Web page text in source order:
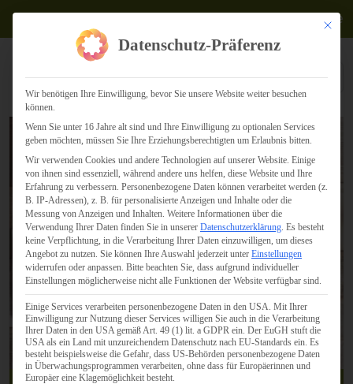
Termine
Mit
Datenschutz-Präferenz
Wir benötigen Ihre Einwilligung, bevor Sie unsere Website weiter besuchen
können.
Wenn Sie unter 16 Jahre alt sind und Ihre Einwilligung zu optionalen Services
geben möchten, müssen Sie Ihre Erziehungsberechtigten um Erlaubnis bitten.
Wir verwenden Cookies und andere Technologien auf unserer Website. Einige
von ihnen sind essenziell, während andere uns helfen, diese Website und Ihre
Erfahrung zu verbessern. Personenbezogene Daten können verarbeitet werden (z.
B. IP-Adressen), z. B. für personalisierte Anzeigen und Inhalte oder die
Messung von Anzeigen und Inhalten. Weitere Informationen über die
Verwendung Ihrer Daten finden Sie in unserer Datenschutzerklärung. Es besteht
keine Verpflichtung, in die Verarbeitung Ihrer Daten einzuwilligen, um dieses
Angebot zu nutzen. Sie können Ihre Auswahl jederzeit unter Einstellungen
widerrufen oder anpassen. Bitte beachten Sie, dass aufgrund individueller
Einstellungen möglicherweise nicht alle Funktionen der Website verfügbar sind.
Einige Services verarbeiten personenbezogene Daten in den USA. Mit Ihrer
Einwilligung zur Nutzung dieser Services willigen Sie auch in die Verarbeitung
Ihrer Daten in den USA gemäß Art. 49 (1) lit. a GDPR ein. Der EuGH stuft die
USA als ein Land mit unzureichendem Datenschutz nach EU-Standards ein. Es
besteht beispielsweise die Gefahr, dass US-Behörden personenbezogene Daten
in Überwachungsprogrammen verarbeiten, ohne dass für Europäerinnen und
Europäer eine Klagemöglichkeit besteht.